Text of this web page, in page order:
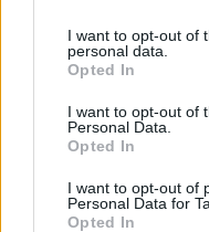
I want to opt-out of
personal data.
Opted In
I want to opt-out of
Personal Data.
Opted In
I want to opt-out of
Personal Data for
Opted In
dell’Orchestre
dedicato al tema
L’intero programma
è